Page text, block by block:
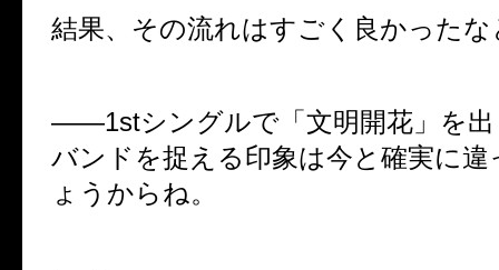
結果、その流れはすごく良かった
――1stシングルで「文明開花」を
バンドを捉える印象は今と確実に
ょうからね。